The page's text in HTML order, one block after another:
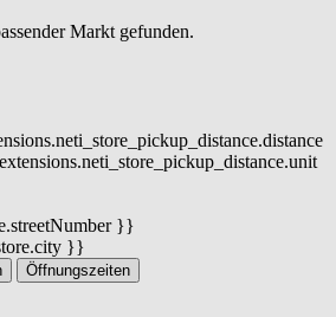
Markt gefunden.
}}
}}
Öffnungszeiten